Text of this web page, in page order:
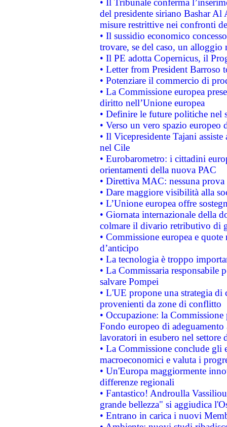
• Il Tribunale conferma
del presidente siriano Bashar Al
misure restrittive nei confronti
• Il sussidio economico
trovare, se del caso, un
• Il PE adotta Copernicus, il
• Letter from President Barroso
• Potenziare il commercio di
• La Commissione europea
diritto nell’Unione europea
• Definire le future politiche nel
• Verso un vero spazio
• Il Vicepresidente Tajani
nel Cile
• Eurobarometro: i cittadini
orientamenti della nuova PAC
• Direttiva MAC: nessuna
• Dare maggiore visibilità alla
• L’Unione europea offre
• Giornata internazionale della
colmare il divario retributivo di
• Commissione europea e
d’anticipo
• La tecnologia è troppo
• La Commissaria responsabile
salvare Pompei
• L'UE propone una strategia
provenienti da zone di conflitto
• Occupazione: la
Fondo europeo di
lavoratori in esubero nel
• La Commissione conclude
macroeconomici e valuta i
• Un'Europa maggiormente
differenze regionali
• Fantastico! Androulla
grande bellezza" si aggiudica
• Entrano in carica i nuovi